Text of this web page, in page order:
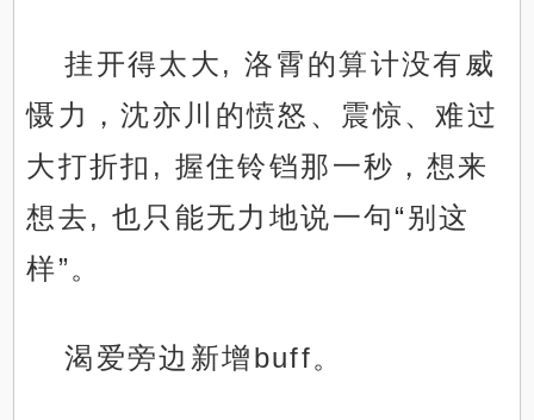
挂开得太大, 洛霄的算计没有威
慑力，沈亦川的愤怒、震惊、难过
大打折扣, 握住铃铛那一秒，想来
想去, 也只能无力地说一句“别这
样”。
渴爱旁边新增buff。